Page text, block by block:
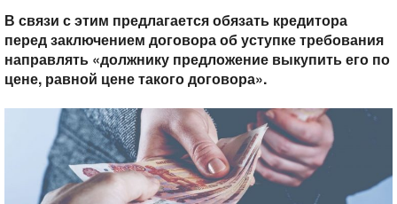
В связи с этим предлагается обязать кредитора
перед заключением договора об уступке требования
направлять «должнику предложение выкупить его по
цене, равной цене такого договора».